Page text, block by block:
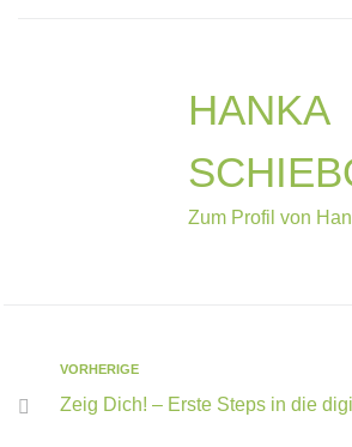
HANKA
Zum Profil von
VORHERIGE
Zeig Dich! – Erste Steps in die